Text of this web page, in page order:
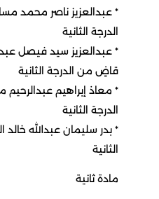
٭ عبدالعزيز ناصر محمد
الدرجة الثانية
٭ عبدالعزيز سيد فيصل
قاضٍ من الدرجة الثانية
٭ معاذ إبراهيم
الدرجة الثانية
٭ بدر سليمان عبدالله
الثانية
مادة ثانية